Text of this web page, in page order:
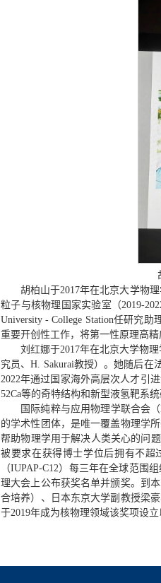
胡柏山于2017年在北京大学物
粒子与核物理国家实验室（2019-
University - College Station任研究助
重要开创性工作，将第一性原理高精
刘红娜于2017年在北京大学物
究员、H. Sakurai教授）。她随后在
2022年通过国家海外高层次人才引
52Ca等的奇特结构和新型液氢靶系
国际纯粹与应用物理学联合会
的学术性团体，是唯一覆盖物理学
帮助物理学用于解决人类关心的问
被要求在获得博士学位后拥有不超
（IUPAP-C12）每三年在全球范围
理大会上公布获奖名单并颁奖。到
合培养）、日本东京大学副教授梁
于2019年成为核物理领域该奖项设